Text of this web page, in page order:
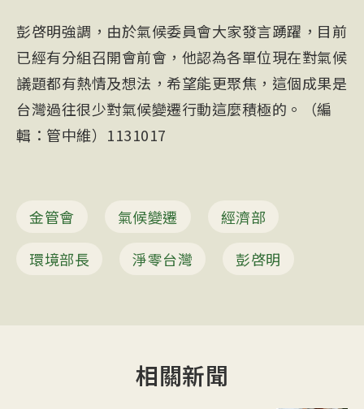
彭啓明強調，由於氣候委員會大家發言踴躍，目前
已經有分組召開會前會，他認為各單位現在對氣候
議題都有熱情及想法，希望能更聚焦，這個成果是
台灣過往很少對氣候變遷行動這麼積極的。（編
輯：管中維）1131017
金管會 氣候變遷
經濟部
環境部長
淨零台灣 彭啓明
相關新聞